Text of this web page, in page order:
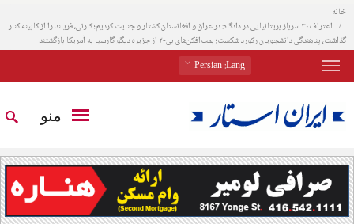
خانه
اعتراف ۳۰ سرباز بریتانیایی در دادگاه: در عراق و افغانستان کشتار و جنایت کردیم؛ کارنی، فریلند را از کابینه کنار
گذاشت، پناهندگی دانشجویان رکورد شکست؛ بمب‌افکن‌های بی-۲ از جزیره دیگو گارسیا به آمریکا بازگشتند
Lang
: Persian
منو